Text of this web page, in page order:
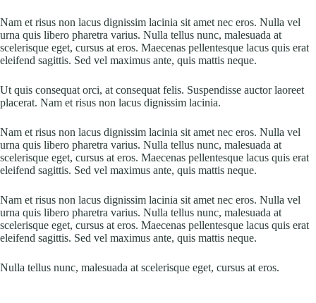
Nam et risus non lacus dignissim lacinia sit amet nec eros. Nulla vel
urna quis libero pharetra varius. Nulla tellus nunc, malesuada at
scelerisque eget, cursus at eros. Maecenas pellentesque lacus quis erat
eleifend sagittis. Sed vel maximus ante, quis mattis neque.
Ut quis consequat orci, at consequat felis. Suspendisse auctor laoreet
placerat. Nam et risus non lacus dignissim lacinia.
Nam et risus non lacus dignissim lacinia sit amet nec eros. Nulla vel
urna quis libero pharetra varius. Nulla tellus nunc, malesuada at
scelerisque eget, cursus at eros. Maecenas pellentesque lacus quis erat
eleifend sagittis. Sed vel maximus ante, quis mattis neque.
Nam et risus non lacus dignissim lacinia sit amet nec eros. Nulla vel
urna quis libero pharetra varius. Nulla tellus nunc, malesuada at
scelerisque eget, cursus at eros. Maecenas pellentesque lacus quis erat
eleifend sagittis. Sed vel maximus ante, quis mattis neque.
Nulla tellus nunc, malesuada at scelerisque eget, cursus at eros.